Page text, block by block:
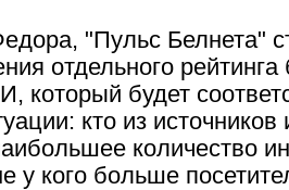
"Пульс Белнета"
отдельного рейтинга
который будет
кто из
количество
у кого больше